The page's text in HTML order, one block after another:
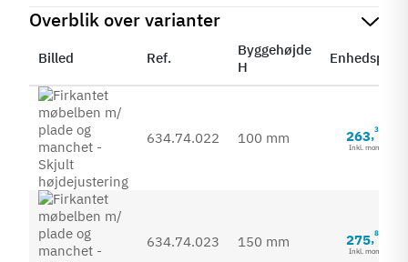
Overblik over varianter
Billed Ref.
Byggehøjde
H
Enhedspris
634.74.022 100 mm 263,35
Inkl. moms
634.74.023 150 mm 275,85
Inkl. moms